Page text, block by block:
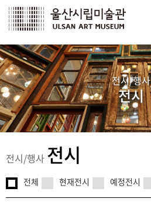
전시/행사
전시
전시/행사 전시
전체 현재전시 예정전시